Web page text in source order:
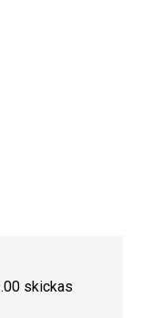
skickas